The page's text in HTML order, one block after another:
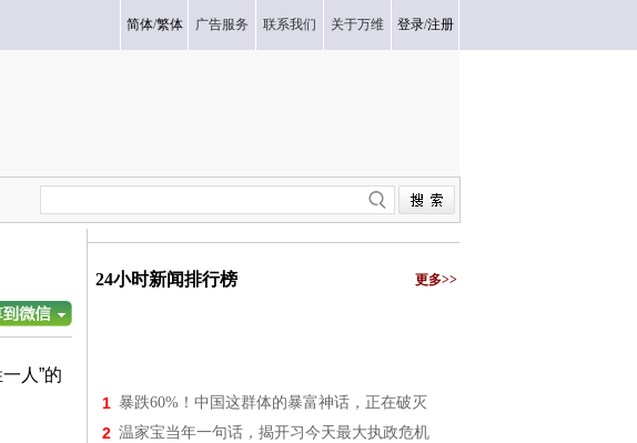
简体/繁体 广告服务 联系我们 关于万维 登录/注册
人”的
24小时新闻排行榜 更多>>
1 暴跌60%！中国这群体的暴富神话，正在破灭
2 温家宝当年一句话，揭开习今天最大执政危机